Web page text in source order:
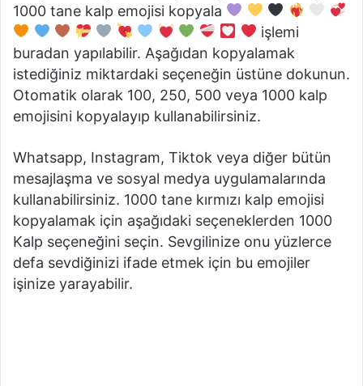
1000 tane kalp emojisi kopyala
işlemi
buradan yapılabilir. Aşağıdan kopyalamak
istediğiniz miktardaki seçeneğin üstüne dokunun.
Otomatik olarak 100, 250, 500 veya 1000 kalp
emojisini kopyalayıp kullanabilirsiniz.
Whatsapp, Instagram, Tiktok veya diğer bütün
mesajlaşma ve sosyal medya uygulamalarında
kullanabilirsiniz. 1000 tane kırmızı kalp emojisi
kopyalamak için aşağıdaki seçeneklerden 1000
Kalp seçeneğini seçin. Sevgilinize onu yüzlerce
defa sevdiğinizi ifade etmek için bu emojiler
işinize yarayabilir.